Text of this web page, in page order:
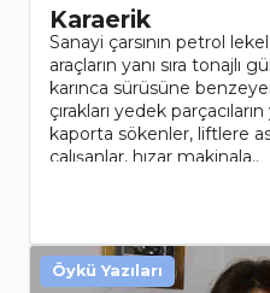
Karaerik
Sanayi çarsının petrol
araçların yanı sıra tonajlı
karınca sürüsüne
çırakları yedek parçacıların
kaporta sökenler, liftlere
çalışanlar, hızar makinala..
Öykü Yazıları